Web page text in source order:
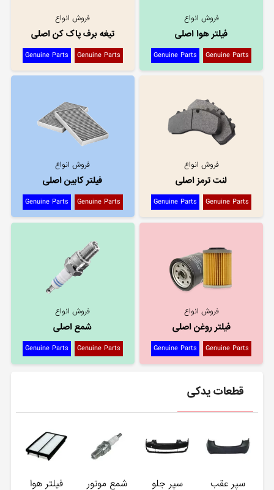
فروش انواع
فیلتر هوا اصلی
Genuine Parts
Genuine Parts
فروش انواع
تیغه برف پاک کن اصلی
Genuine Parts
Genuine Parts
فروش انواع
لنت ترمز اصلی
Genuine Parts
Genuine Parts
فروش انواع
فیلتر کابین اصلی
Genuine Parts
Genuine Parts
فروش انواع
فیلتر روغن اصلی
Genuine Parts
Genuine Parts
فروش انواع
شمع اصلی
Genuine Parts
Genuine Parts
قطعات یدکی
سپر عقب سپر جلو شمع موتور فیلتر هوا